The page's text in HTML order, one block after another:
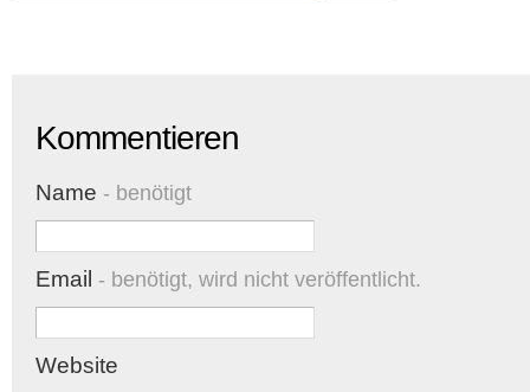
Kommentieren
Name - benötigt
Email - benötigt, wird nicht veröffentlicht.
Website